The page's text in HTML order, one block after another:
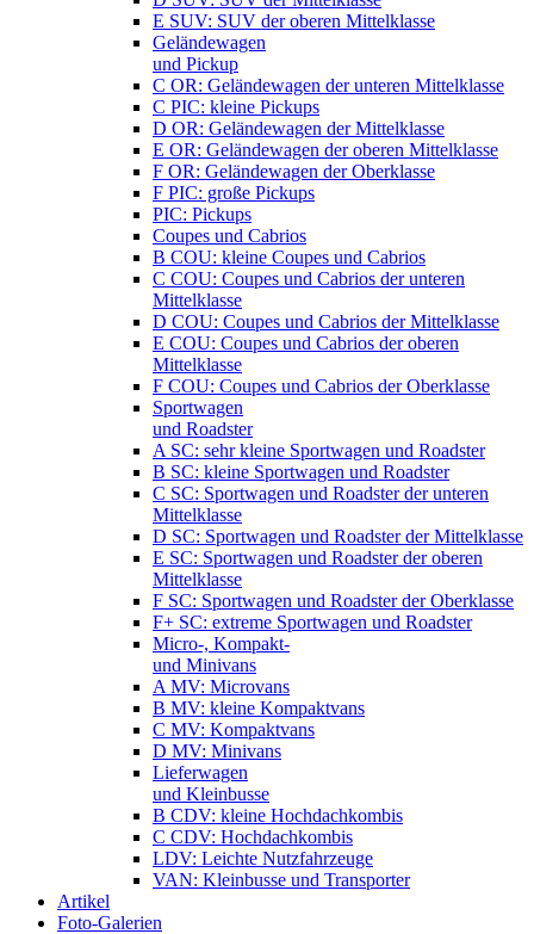
E SUV: SUV der oberen Mittelklasse
Geländewagen
und Pickup
C OR: Geländewagen der unteren Mittelklasse
C PIC: kleine Pickups
D OR: Geländewagen der Mittelklasse
E OR: Geländewagen der oberen Mittelklasse
F OR: Geländewagen der Oberklasse
F PIC: große Pickups
PIC: Pickups
Coupes und Cabrios
B COU: kleine Coupes und Cabrios
C COU: Coupes und Cabrios der unteren
Mittelklasse
D COU: Coupes und Cabrios der Mittelklasse
E COU: Coupes und Cabrios der oberen
Mittelklasse
F COU: Coupes und Cabrios der Oberklasse
Sportwagen
und Roadster
A SC: sehr kleine Sportwagen und Roadster
B SC: kleine Sportwagen und Roadster
C SC: Sportwagen und Roadster der unteren
Mittelklasse
D SC: Sportwagen und Roadster der Mittelklasse
E SC: Sportwagen und Roadster der oberen
Mittelklasse
F SC: Sportwagen und Roadster der Oberklasse
F+ SC: extreme Sportwagen und Roadster
Micro-, Kompakt-
und Minivans
A MV: Microvans
B MV: kleine Kompaktvans
C MV: Kompaktvans
D MV: Minivans
Lieferwagen
und Kleinbusse
B CDV: kleine Hochdachkombis
C CDV: Hochdachkombis
LDV: Leichte Nutzfahrzeuge
VAN: Kleinbusse und Transporter
Artikel
Foto-Galerien